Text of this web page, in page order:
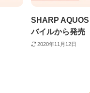
SHARP
バイルから発売
2020年11月12日